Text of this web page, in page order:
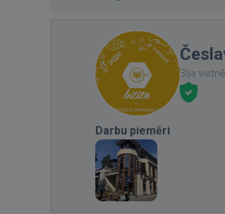
Bija
Darbu piemēri